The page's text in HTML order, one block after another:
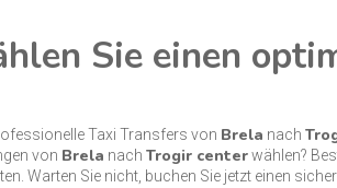
Sie einen
Taxi Transfers von Brela nach
von Brela nach Trogir centerwählen?
Warten Sie nicht, buchen Sie jetzt einen